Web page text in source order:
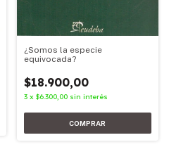
¿Somos la especie
equivocada?
$18.900,00
3 x $6.300,00 sin interés